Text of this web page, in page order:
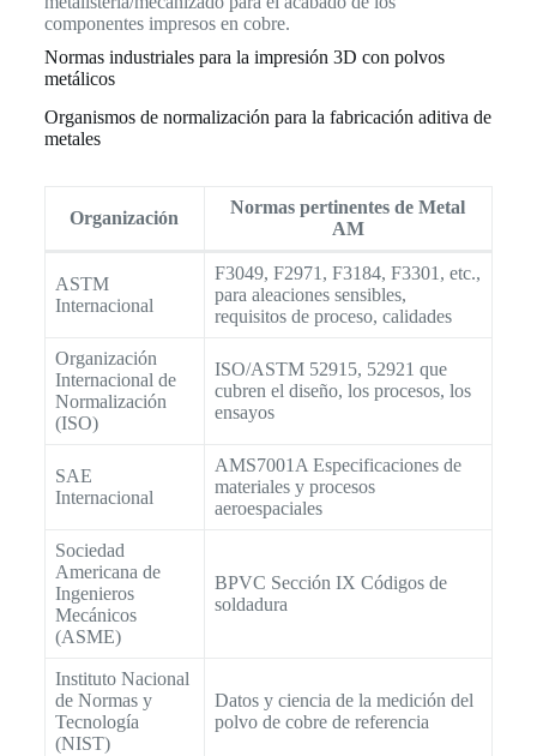
componentes impresos en cobre.
Normas industriales para la impresión 3D con polvos
metálicos
Organismos de normalización para la fabricación aditiva de
metales
Organización
Normas pertinentes de Metal
AM
ASTM
Internacional
F3049, F2971, F3184, F3301, etc.,
para aleaciones sensibles,
requisitos de proceso, calidades
Organización
Internacional de
Normalización
(ISO)
ISO/ASTM 52915, 52921 que
cubren el diseño, los procesos, los
ensayos
SAE
Internacional
AMS7001A Especificaciones de
materiales y procesos
aeroespaciales
Sociedad
Americana de
Ingenieros
Mecánicos
(ASME)
BPVC Sección IX Códigos de
soldadura
Instituto Nacional
de Normas y
Tecnología
(NIST)
Datos y ciencia de la medición del
polvo de cobre de referencia